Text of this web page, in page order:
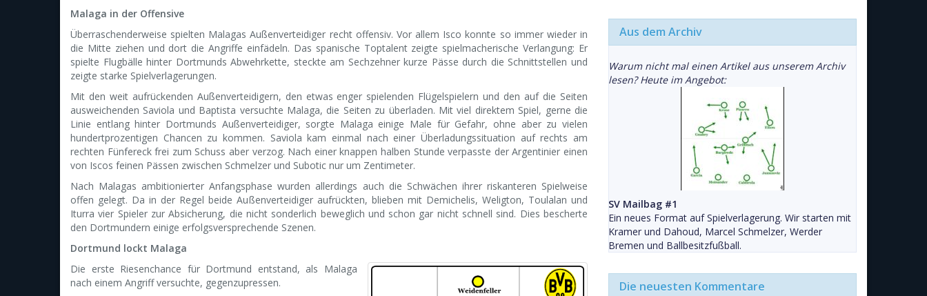
Malaga in der Offensive
Überraschenderweise spielten Malagas Außenverteidiger recht offensiv. Vor allem Isco konnte so immer wieder in
die Mitte ziehen und dort die Angriffe einfädeln. Das spanische Toptalent zeigte spielmacherische Verlangung: Er
spielte Flugbälle hinter Dortmunds Abwehrkette, steckte am Sechzehner kurze Pässe durch die Schnittstellen und
zeigte starke Spielverlagerungen.
Mit den weit aufrückenden Außenverteidigern, den etwas enger spielenden Flügelspielern und den auf die Seiten
ausweichenden Saviola und Baptista versuchte Malaga, die Seiten zu überladen. Mit viel direktem Spiel, gerne die
Linie entlang hinter Dortmunds Außenverteidiger, sorgte Malaga einige Male für Gefahr, ohne aber zu vielen
hundertprozentigen Chancen zu kommen. Saviola kam einmal nach einer Überladungssituation auf rechts am
rechten Fünfereck frei zum Schuss aber verzog. Nach einer knappen halben Stunde verpasste der Argentinier einen
von Iscos feinen Pässen zwischen Schmelzer und Subotic nur um Zentimeter.
Nach Malagas ambitionierter Anfangsphase wurden allerdings auch die Schwächen ihrer riskanteren Spielweise
offen gelegt. Da in der Regel beide Außenverteidiger aufrückten, blieben mit Demichelis, Weligton, Toulalan und
Iturra vier Spieler zur Absicherung, die nicht sonderlich beweglich und schon gar nicht schnell sind. Dies bescherte
den Dortmundern einige erfolgsversprechende Szenen.
Dortmund lockt Malaga
Die erste Riesenchance für Dortmund entstand, als Malaga
nach einem Angriff versuchte, gegenzupressen.
Aus dem Archiv
Warum nicht mal einen Artikel aus unserem Archiv
lesen? Heute im Angebot:
SV Mailbag #1
Ein neues Format auf Spielverlagerung. Wir starten mit
Kramer und Dahoud, Marcel Schmelzer, Werder
Bremen und Ballbesitzfußball.
Die neuesten Kommentare